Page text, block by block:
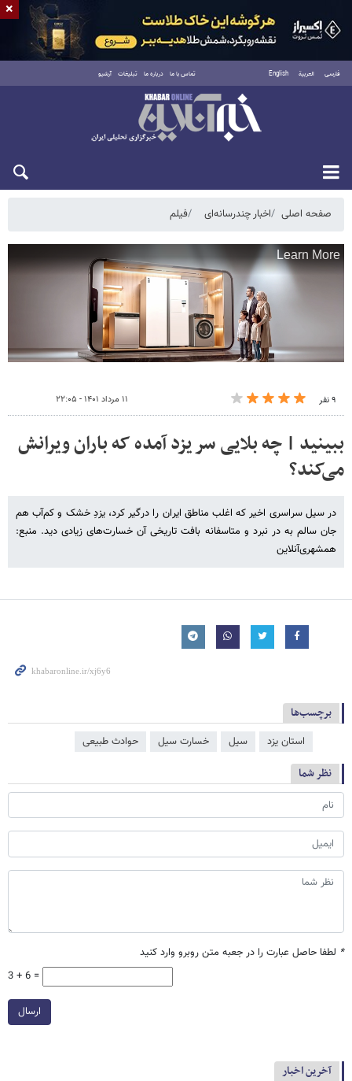
فارسی العربية English تماس با ما درباره ما تبلیغات آرشیو
شنبه ۱۷ مرداد ۱۴۰۵
صفحه اصلی اخبار چندرسانه‌ای فیلم
۹ نفر ۱۱ مرداد ۱۴۰۱ - ۲۲:۰۵
ببینید | چه بلایی سر یزد آمده که باران ویرانش
می‌کند؟
در سیل سراسری اخیر که اغلب مناطق ایران را درگیر کرد، یزدِ خشک و کم‌آب هم
جان سالم به در نبرد و متاسفانه بافت تاریخی آن خسارت‌های زیادی دید. منبع:
همشهری‌آنلاین
برچسب‌ها
استان یزد سیل خسارت سیل حوادث طبیعی
نظر شما
* لطفا حاصل عبارت را در جعبه متن روبرو وارد کنید
3 + 6 =
ارسال
آخرین اخبار
×